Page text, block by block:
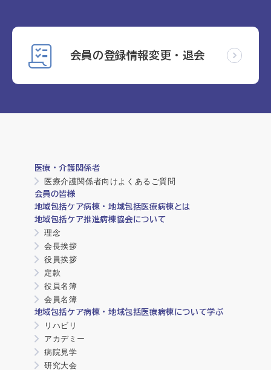
会員の登録情報変更・退会
医療・介護関係者
医療介護関係者向けよくあるご質問
会員の皆様
地域包括ケア病棟・地域包括医療病棟とは
地域包括ケア推進病棟協会について
理念
会長挨拶
役員挨拶
定款
役員名簿
会員名簿
地域包括ケア病棟・地域包括医療病棟について学ぶ
リハビリ
アカデミー
病院見学
研究大会